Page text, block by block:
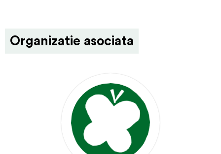
Organizatie asociata